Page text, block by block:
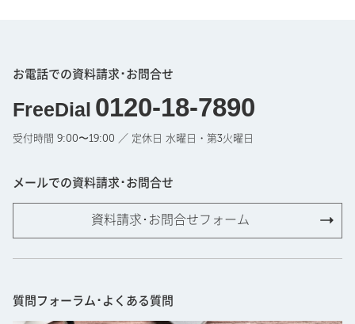
お電話での資料請求･お問合せ
FreeDial 0120-18-7890
受付時間 9:00〜19:00 ／ 定休日 水曜日・第3火曜日
メールでの資料請求･お問合せ
資料請求･お問合せフォーム
質問フォーラム･よくある質問